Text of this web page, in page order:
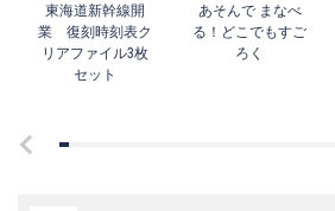
東海道新幹線開
業 復刻時刻表ク
リアファイル3枚
セット
あそんで まなべ
る！どこでもすご
ろく